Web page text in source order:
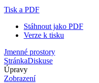
Tisk a PDF
Stáhnout jako PDF
Verze k tisku
Jmenné prostory
StránkaDiskuse
Úpravy
Zobrazení